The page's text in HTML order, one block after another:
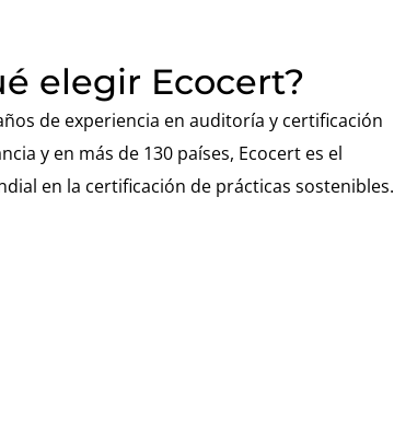
elegir Ecocert?
de experiencia en auditoría y certificación
y en más de 130 países, Ecocert es el
en la certificación de prácticas sostenibles.